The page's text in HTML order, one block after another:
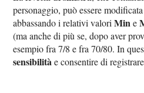
personaggio, può essere
abbassando i relativi valoriMine
(ma anche di più se, dopo aver
esempio fra 7/8 e fra 70/80. In
sensibilitàe consentire di